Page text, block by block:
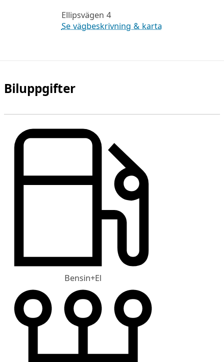
Ellipsvägen 4
Se vägbeskrivning & karta
Biluppgifter
Bensin+El